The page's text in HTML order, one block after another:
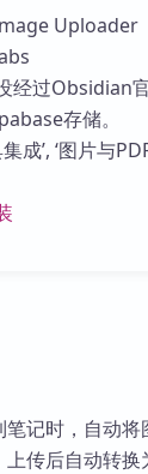
Uploader
经过Obsidian
存储。
’, ‘图片与
记时，自动
传后自动转换